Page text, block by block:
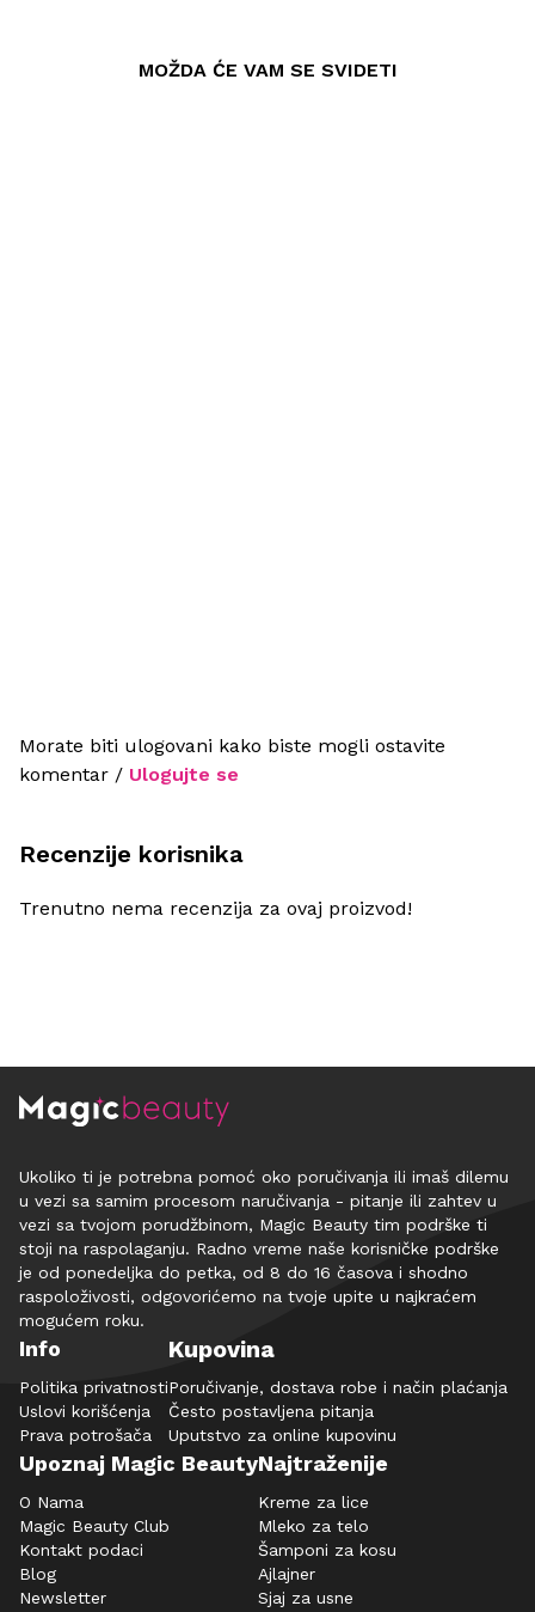
MOŽDA ĆE VAM SE SVIDETI
Morate biti ulogovani kako biste mogli ostavite
komentar / Ulogujte se
Recenzije korisnika
Trenutno nema recenzija za ovaj proizvod!
Ukoliko ti je potrebna pomoć oko poručivanja ili imaš dilemu
u vezi sa samim procesom naručivanja - pitanje ili zahtev u
vezi sa tvojom porudžbinom, Magic Beauty tim podrške ti
stoji na raspolaganju. Radno vreme naše korisničke podrške
je od ponedeljka do petka, od 8 do 16 časova i shodno
raspoloživosti, odgovorićemo na tvoje upite u najkraćem
mogućem roku.
Info
Politika privatnosti
Uslovi korišćenja
Prava potrošača
Kupovina
Poručivanje, dostava robe i način plaćanja
Često postavljena pitanja
Uputstvo za online kupovinu
Upoznaj Magic Beauty
O Nama
Magic Beauty Club
Kontakt podaci
Blog
Newsletter
Najtraženije
Kreme za lice
Mleko za telo
Šamponi za kosu
Ajlajner
Sjaj za usne